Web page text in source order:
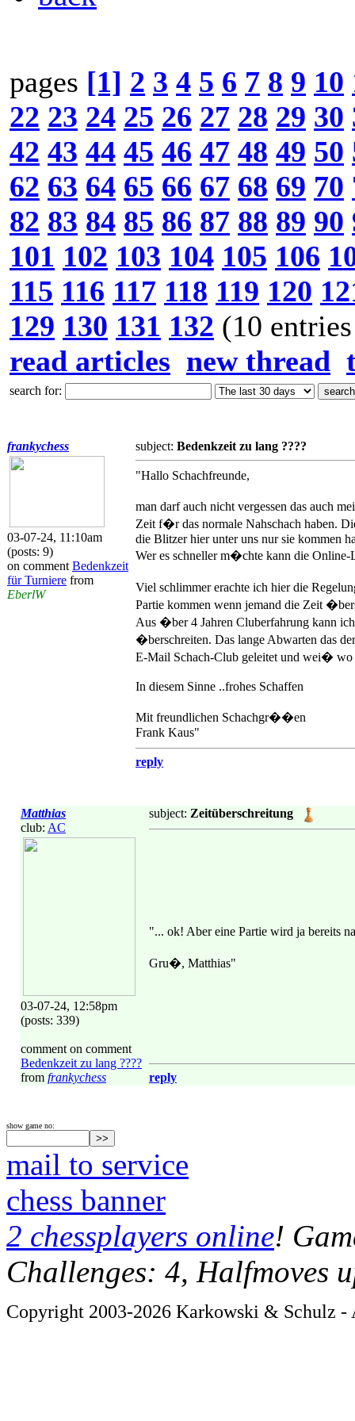
pages [1] 2 3 4 5 6 7 8 9 10
22 23 24 25 26 27 28 29 30
42 43 44 45 46 47 48 49 50
62 63 64 65 66 67 68 69 70
82 83 84 85 86 87 88 89 90
101 102 103 104 105 106
115 116 117 118 119 120
129 130 131 132 (10
read articles new thread
search for:
frankychess
03-07-24, 11:10am
(posts: 9)
on comment Bedenkzeit
für Turniere from
EberlW
subject: Bedenkzeit zu lang ????
"Hallo Schachfreunde,
man darf auch nicht vergessen das auch
Zeit f�r das normale Nahschach haben.
die Blitzer hier unter uns nur sie kommen
Wer es schneller m�chte kann die Online-
Viel schlimmer erachte ich hier die
Partie kommen wenn jemand die Zeit
Aus �ber 4 Jahren Cluberfahrung kann
�berschreiten. Das lange Abwarten das
E-Mail Schach-Club geleitet und wei� wo
In diesem Sinne ..frohes Schaffen
Mit freundlichen Schachgr��en
Frank Kaus"
reply
Matthias
club: AC
03-07-24, 12:58pm
(posts: 339)
comment on comment
Bedenkzeit zu lang ????
from frankychess
subject: Zeitüberschreitung
"... ok! Aber eine Partie wird ja bereits
Gru�, Matthias"
reply
show game no:
mail to service
chess banner
2 chessplayers online!
Challenges: 4, Halfmoves
Copyright 2003-2026 Karkowski & Schulz